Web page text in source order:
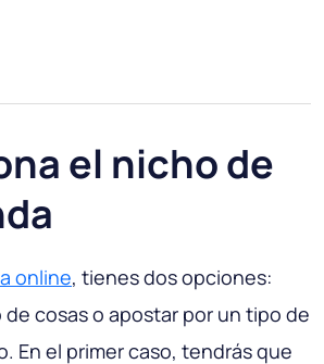
el nicho de
online, tienes dos opciones:
cosas o apostar por un tipo de
En el primer caso, tendrás que